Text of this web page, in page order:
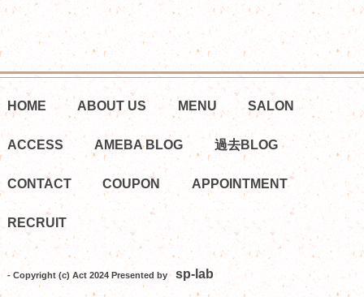
HOME ABOUT US MENU SALON
ACCESS AMEBA BLOG 過去BLOG
CONTACT COUPON APPOINTMENT
RECRUIT
- Copyright (c) Act 2024 Presented by sp-lab